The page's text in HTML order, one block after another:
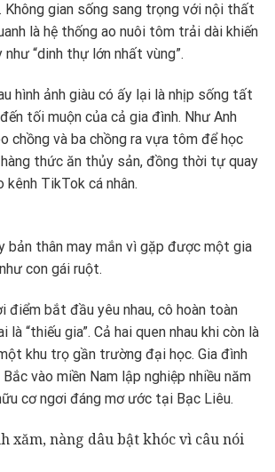
Không gian sống sang trọng với nội thất
là hệ thống ao nuôi tôm trải dài khiến
“dinh thự lớn nhất vùng”.
hình ảnh giàu có ấy lại là nhịp sống tất
tối muộn của cả gia đình. Như Anh
chồng và ba chồng ra vựa tôm để học
thức ăn thủy sản, đồng thời tự quay
kênh TikTok cá nhân.
bản thân may mắn vì gặp được một gia
con gái ruột.
điểm bắt đầu yêu nhau, cô hoàn toàn
“thiếu gia”. Cả hai quen nhau khi còn là
khu trọ gần trường đại học. Gia đình
vào miền Nam lập nghiệp nhiều năm
cơ ngơi đáng mơ ước tại Bạc Liêu.
xăm, nàng dâu bật khóc vì câu nói